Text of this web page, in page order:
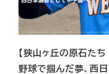
【狭山ヶ丘の原石た
野球で掴んだ夢、西